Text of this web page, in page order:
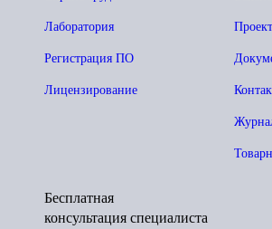
Лаборатория
Регистрация ПО
Лицензирование
Бесплатная
консультация специалиста